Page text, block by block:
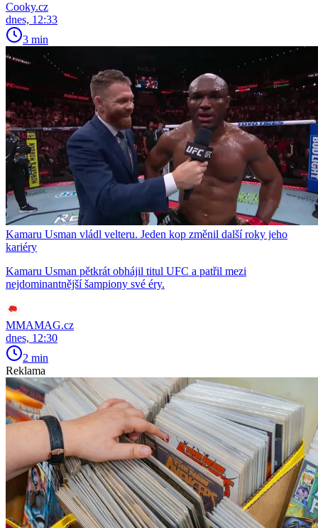
Cooky.cz
dnes, 12:33
3 min
Kamaru Usman vládl velteru. Jeden kop změnil další roky jeho
kariéry
Kamaru Usman pětkrát obhájil titul UFC a patřil mezi
nejdominantnější šampiony své éry.
MMAMAG.cz
dnes, 12:30
2 min
Reklama